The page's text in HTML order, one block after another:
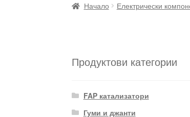
Начало Електрически
Продуктови категории
FAP катализатори
Гуми и джанти